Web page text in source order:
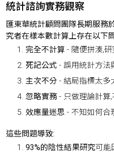
統計諮詢實務觀察
匯東華統計顧問團隊長期服務
究者在樣本數計算上存在以下
完全不計算 - 隨便拼湊,
死記公式 - 誤用統計方法
主次不分 - 結局指標太多
忽略實務 - 只做理論計算
效應量迷思 - 不知如何合
這些問題導致:
93%的陰性結果研究可能